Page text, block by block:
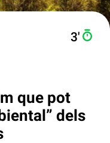
3′
que pot
dels